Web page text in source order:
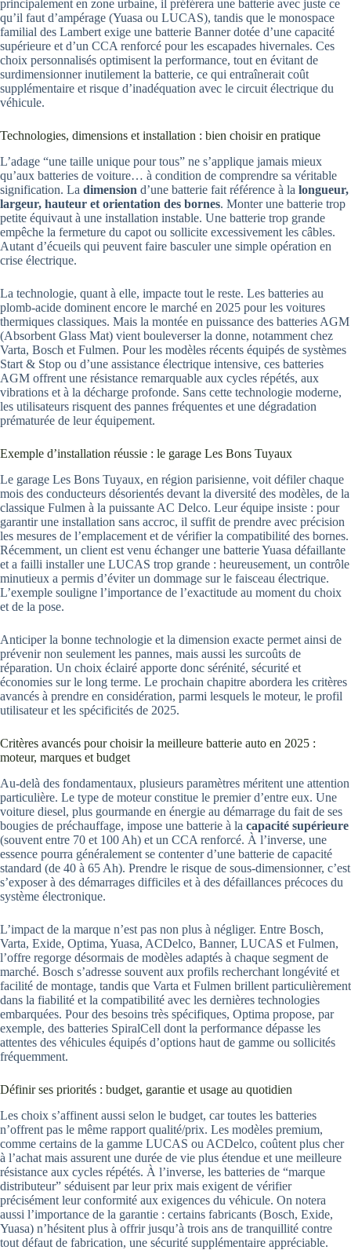
principalement en zone urbaine, il préférera une batterie avec juste ce
qu’il faut d’ampérage (Yuasa ou LUCAS), tandis que le monospace
familial des Lambert exige une batterie Banner dotée d’une capacité
supérieure et d’un CCA renforcé pour les escapades hivernales. Ces
choix personnalisés optimisent la performance, tout en évitant de
surdimensionner inutilement la batterie, ce qui entraînerait coût
supplémentaire et risque d’inadéquation avec le circuit électrique du
véhicule.
Technologies, dimensions et installation : bien choisir en pratique
L’adage “une taille unique pour tous” ne s’applique jamais mieux
qu’aux batteries de voiture… à condition de comprendre sa véritable
signification. La dimension d’une batterie fait référence à la longueur,
largeur, hauteur et orientation des bornes. Monter une batterie trop
petite équivaut à une installation instable. Une batterie trop grande
empêche la fermeture du capot ou sollicite excessivement les câbles.
Autant d’écueils qui peuvent faire basculer une simple opération en
crise électrique.
La technologie, quant à elle, impacte tout le reste. Les batteries au
plomb-acide dominent encore le marché en 2025 pour les voitures
thermiques classiques. Mais la montée en puissance des batteries AGM
(Absorbent Glass Mat) vient bouleverser la donne, notamment chez
Varta, Bosch et Fulmen. Pour les modèles récents équipés de systèmes
Start & Stop ou d’une assistance électrique intensive, ces batteries
AGM offrent une résistance remarquable aux cycles répétés, aux
vibrations et à la décharge profonde. Sans cette technologie moderne,
les utilisateurs risquent des pannes fréquentes et une dégradation
prématurée de leur équipement.
Exemple d’installation réussie : le garage Les Bons Tuyaux
Le garage Les Bons Tuyaux, en région parisienne, voit défiler chaque
mois des conducteurs désorientés devant la diversité des modèles, de la
classique Fulmen à la puissante AC Delco. Leur équipe insiste : pour
garantir une installation sans accroc, il suffit de prendre avec précision
les mesures de l’emplacement et de vérifier la compatibilité des bornes.
Récemment, un client est venu échanger une batterie Yuasa défaillante
et a failli installer une LUCAS trop grande : heureusement, un contrôle
minutieux a permis d’éviter un dommage sur le faisceau électrique.
L’exemple souligne l’importance de l’exactitude au moment du choix
et de la pose.
Anticiper la bonne technologie et la dimension exacte permet ainsi de
prévenir non seulement les pannes, mais aussi les surcoûts de
réparation. Un choix éclairé apporte donc sérénité, sécurité et
économies sur le long terme. Le prochain chapitre abordera les critères
avancés à prendre en considération, parmi lesquels le moteur, le profil
utilisateur et les spécificités de 2025.
Critères avancés pour choisir la meilleure batterie auto en 2025 :
moteur, marques et budget
Au-delà des fondamentaux, plusieurs paramètres méritent une attention
particulière. Le type de moteur constitue le premier d’entre eux. Une
voiture diesel, plus gourmande en énergie au démarrage du fait de ses
bougies de préchauffage, impose une batterie à la capacité supérieure
(souvent entre 70 et 100 Ah) et un CCA renforcé. À l’inverse, une
essence pourra généralement se contenter d’une batterie de capacité
standard (de 40 à 65 Ah). Prendre le risque de sous-dimensionner, c’est
s’exposer à des démarrages difficiles et à des défaillances précoces du
système électronique.
L’impact de la marque n’est pas non plus à négliger. Entre Bosch,
Varta, Exide, Optima, Yuasa, ACDelco, Banner, LUCAS et Fulmen,
l’offre regorge désormais de modèles adaptés à chaque segment de
marché. Bosch s’adresse souvent aux profils recherchant longévité et
facilité de montage, tandis que Varta et Fulmen brillent particulièrement
dans la fiabilité et la compatibilité avec les dernières technologies
embarquées. Pour des besoins très spécifiques, Optima propose, par
exemple, des batteries SpiralCell dont la performance dépasse les
attentes des véhicules équipés d’options haut de gamme ou sollicités
fréquemment.
Définir ses priorités : budget, garantie et usage au quotidien
Les choix s’affinent aussi selon le budget, car toutes les batteries
n’offrent pas le même rapport qualité/prix. Les modèles premium,
comme certains de la gamme LUCAS ou ACDelco, coûtent plus cher
à l’achat mais assurent une durée de vie plus étendue et une meilleure
résistance aux cycles répétés. À l’inverse, les batteries de “marque
distributeur” séduisent par leur prix mais exigent de vérifier
précisément leur conformité aux exigences du véhicule. On notera
aussi l’importance de la garantie : certains fabricants (Bosch, Exide,
Yuasa) n’hésitent plus à offrir jusqu’à trois ans de tranquillité contre
tout défaut de fabrication, une sécurité supplémentaire appréciable.